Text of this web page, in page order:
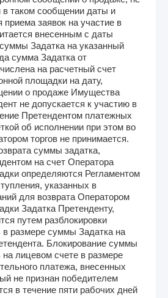
в таком сообщении даты и
приема заявок на участие в
внесенным с даты
Задатка на указанный
сумма Задатка от
на расчетный счет
площадки на дату,
о продаже Имущества
не допускается к участию в
Претендентом платежных
об исполнении при этом во
торгов не принимается.
суммы задатка,
на счет Оператора
определяются Регламентом
указанных в
для возврата Оператором
Задатка Претенденту,
путем разблокировки
размере суммы Задатка на
Блокирование суммы
лицевом счете в размере
платежа, внесенных
не признан победителем
в течение пяти рабочих дней